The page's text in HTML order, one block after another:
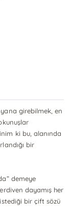
girebilmek, en
ki bu, alanında
bir
de­meye
dayamış her
bir çift sözü